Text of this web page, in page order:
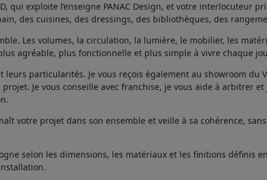
qui exploite l’enseigne PANAC Design, et votre interlocuteur
des cuisines, des dressings, des bibliothèques, des
Les volumes, la circulation, la lumière, le mobilier, les
agréable, plus fonctionnelle et plus simple à vivre chaque
leurs particularités. Je vous reçois également au showroom
Je vous conseille avec franchise, je vous aide à arbitrer
votre projet dans son ensemble et veille à sa cohérence,
selon les dimensions, les matériaux et les finitions définis